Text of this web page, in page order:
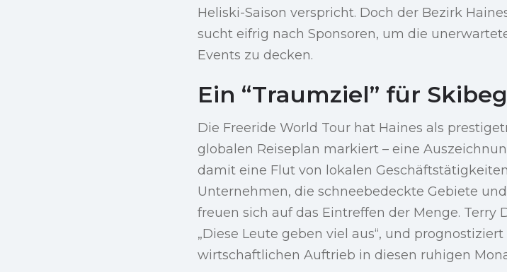
Heliski-Saison verspricht. Doch der Bezirk
sucht eifrig nach Sponsoren, um die
Events zu decken.
Ein “Traumziel” für
Die Freeride World Tour hat Haines als
globalen Reiseplan markiert – eine
damit eine Flut von lokalen
Unternehmen, die schneebedeckte Gebiete
freuen sich auf das Eintreffen der Menge. Terry
„Diese Leute geben viel aus“, und
wirtschaftlichen Auftrieb in diesen ruhigen